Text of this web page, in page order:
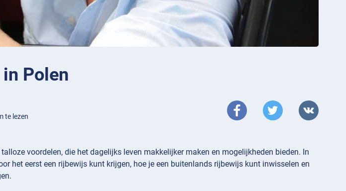
Polen
te lezen
voordelen, die het dagelijks leven makkelijker maken en mogelijkheden bieden. In
het eerst een rijbewijs kunt krijgen, hoe je een buitenlands rijbewijs kunt inwisselen en